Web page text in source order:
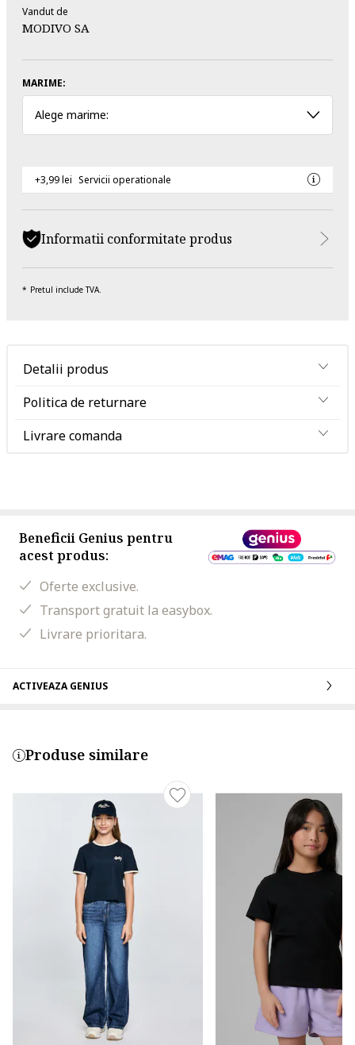
Vandut de
MODIVO SA
MARIME:
Alege marime:
+3,99 lei Servicii operationale
Informatii conformitate produs
Pretul include TVA.
Detalii produs
Politica de returnare
Livrare comanda
Beneficii Genius pentru
acest produs:
Oferte exclusive.
Transport gratuit la easybox.
Livrare prioritara.
ACTIVEAZA GENIUS
Produse similare